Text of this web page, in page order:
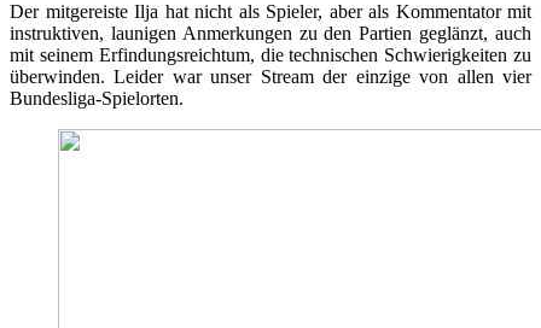
Der mitgereiste Ilja hat nicht als Spieler, aber als Kommentator mit
instruktiven, launigen Anmerkungen zu den Partien geglänzt, auch
mit seinem Erfindungsreichtum, die technischen Schwierigkeiten zu
überwinden. Leider war unser Stream der einzige von allen vier
Bundesliga-Spielorten.